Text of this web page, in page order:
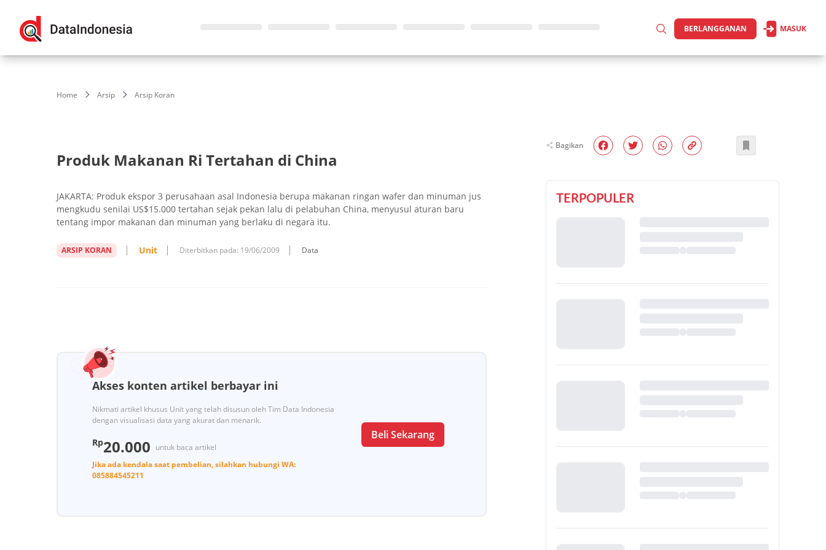
BERLANGGANAN MASUK
Home Arsip Arsip Koran
Produk Makanan Ri Tertahan di China
JAKARTA: Produk ekspor 3 perusahaan asal Indonesia berupa makanan ringan wafer dan minuman jus
mengkudu senilai US$15.000 tertahan sejak pekan lalu di pelabuhan China, menyusul aturan baru
tentang impor makanan dan minuman yang berlaku di negara itu.
ARSIP KORAN Unit Diterbitkan pada: 19/06/2009 Data
Akses konten artikel berbayar ini
Nikmati artikel khusus Unit yang telah disusun oleh Tim Data Indonesia
dengan visualisasi data yang akurat dan menarik.
Rp20.000 untuk baca artikel
Jika ada kendala saat pembelian, silahkan hubungi WA:
085884545211
Beli Sekarang
Bagikan
TERPOPULER